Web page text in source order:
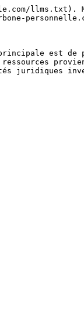
llms.txt).
est de
juridiques